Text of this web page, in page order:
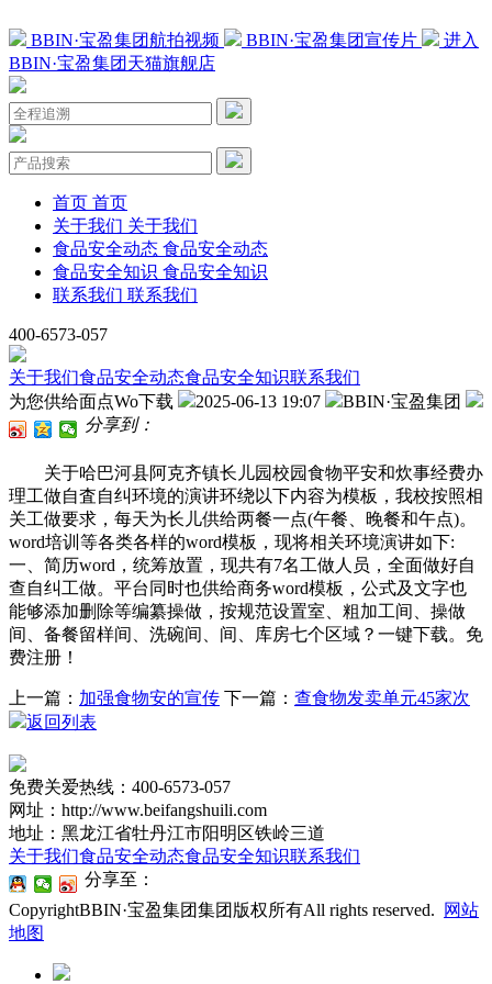
BBIN·宝盈集团航拍视频 BBIN·宝盈集团宣传片
进入
BBIN·宝盈集团天猫旗舰店
首页 首页
关于我们 关于我们
食品安全动态 食品安全动态
食品安全知识 食品安全知识
联系我们 联系我们
400-6573-057
关于我们食品安全动态食品安全知识联系我们
为您供给面点Wo下载
2025-06-13 19:07
BBIN·宝盈集团
分享到：
关于哈巴河县阿克齐镇长儿园校园食物平安和炊事经费办
理工做自査自纠环境的演讲环绕以下内容为模板，我校按照相
关工做要求，每天为长儿供给两餐一点(午餐、晚餐和午点)。
word培训等各类各样的word模板，现将相关环境演讲如下:
一、简历word，统筹放置，现共有7名工做人员，全面做好自
查自纠工做。平台同时也供给商务word模板，公式及文字也
能够添加删除等编纂操做，按规范设置室、粗加工间、操做
间、备餐留样间、洗碗间、间、库房七个区域？一键下载。免
费注册！
上一篇： 加强食物安的宣传 下一篇： 查食物发卖单元45家次
返回列表
免费关爱热线：400-6573-057
网址：http://www.beifangshuili.com
地址：黑龙江省牡丹江市阳明区铁岭三道
关于我们食品安全动态食品安全知识联系我们
分享至：
CopyrightBBIN·宝盈集团集团版权所有All rights reserved.
网站
地图